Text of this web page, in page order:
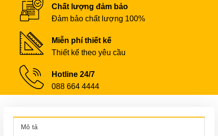
Chất lượng đảm bảo
Đảm bảo chất lượng 100%
Miễn phí thiết kế
Thiết kế theo yêu cầu
Hotline 24/7
088 664 4444
Mô tả